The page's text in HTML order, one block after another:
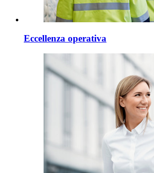
Eccellenza operativa